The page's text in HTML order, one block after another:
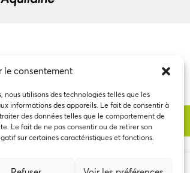
le consentement
nous utilisons des technologies telles que les
informations des appareils. Le fait de consentir à
des données telles que le comportement de
Le fait de ne pas consentir ou de retirer son
sur certaines caractéristiques et fonctions.